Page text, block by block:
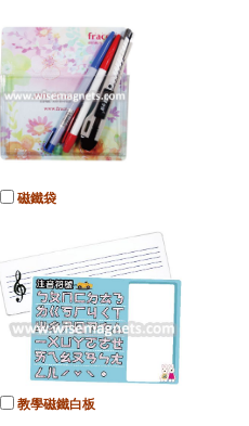
磁鐵袋
教學磁鐵白板